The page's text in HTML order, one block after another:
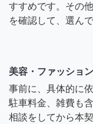
すすめです。その
を確認して、選ん
美容・ファッショ
事前に、具体的に
駐車料金、雑費も
相談をしてから本